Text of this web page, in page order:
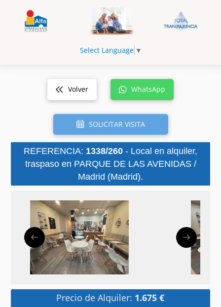
Select Language ▼
Volver WhatsApp
SOLICITAR VISITA
REFERENCIA: 1338/260 - Local en alquiler,
traspaso en PARQUE DE LAS AVENIDAS /
Madrid (Madrid).
Precio de Alquiler: 1.675 €